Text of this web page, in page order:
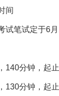
间
试笔试定于6
140分钟，起
130分钟，起